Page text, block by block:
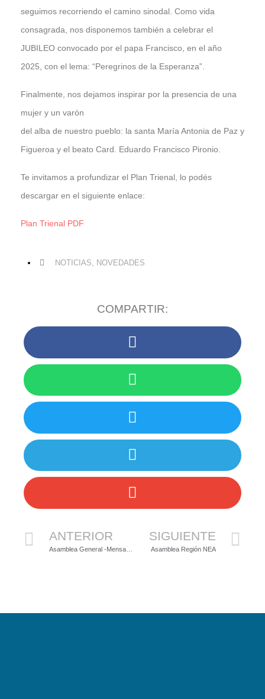
seguimos recorriendo el camino sinodal. Como vida
consagrada, nos disponemos también a celebrar el
JUBILEO convocado por el papa Francisco, en el año
2025, con el lema: “Peregrinos de la Esperanza”.
Finalmente, nos dejamos inspirar por la presencia de una
mujer y un varón
del alba de nuestro pueblo: la santa María Antonia de Paz y
Figueroa y el beato Card. Eduardo Francisco Pironio.
Te invitamos a profundizar el Plan Trienal, lo podés
descargar en el siguiente enlace:
Plan Trienal PDF
NOTICIAS, NOVEDADES
COMPARTIR:
ANTERIOR
Asamblea General -Mensaje final
SIGUIENTE
Asamblea Región NEA